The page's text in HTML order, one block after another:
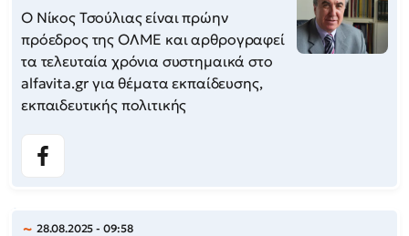
Ο Νίκος Τσούλιας είναι πρώην
πρόεδρος της ΟΛΜΕ και αρθρογραφεί
τα τελευταία χρόνια συστημαικά στο
alfavita.gr για θέματα εκπαίδευσης,
εκπαιδευτικής πολιτικής
28.08.2025 - 09:58